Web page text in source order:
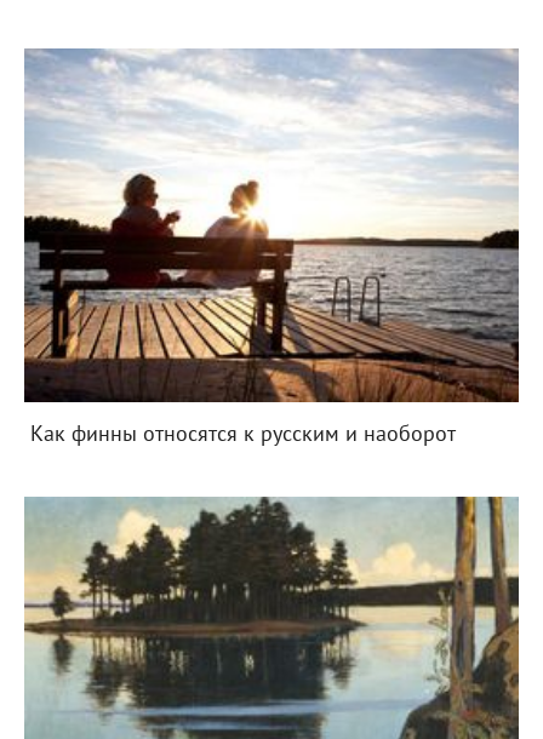
Как финны относятся к русским и наоборот